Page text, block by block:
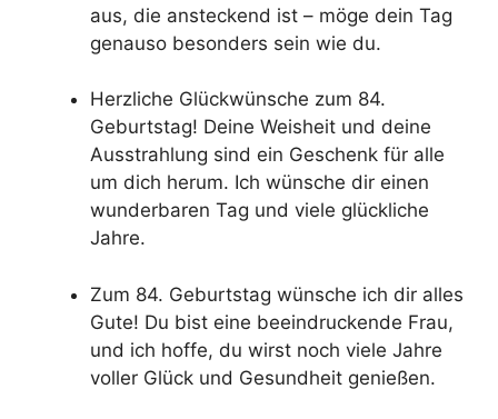
aus, die ansteckend ist – möge dein Tag
genauso besonders sein wie du.
Herzliche Glückwünsche zum 84.
Geburtstag! Deine Weisheit und deine
Ausstrahlung sind ein Geschenk für alle
um dich herum. Ich wünsche dir einen
wunderbaren Tag und viele glückliche
Jahre.
Zum 84. Geburtstag wünsche ich dir alles
Gute! Du bist eine beeindruckende Frau,
und ich hoffe, du wirst noch viele Jahre
voller Glück und Gesundheit genießen.